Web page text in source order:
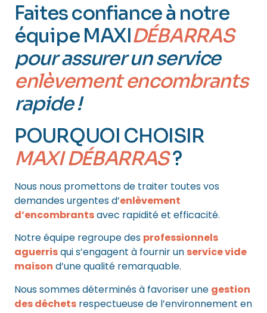
Faites confiance à notre
équipe MAXIDÉBARRAS
pour assurer un service
enlèvement encombrants
rapide !
POURQUOI CHOISIR
MAXI DÉBARRAS?
Nous nous promettons de traiter toutes vos
demandes urgentes d’enlèvement
d’encombrantsavec rapidité et efficacité.
Notre équipe regroupe des professionnels
aguerrisqui s’engagent à fournir un service vide
maison d’une qualité remarquable.
Nous sommes déterminés à favoriser une gestion
des déchets respectueuse de l’environnement en